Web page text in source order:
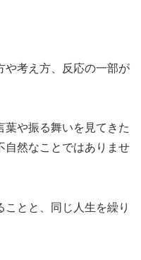
や考え方、反応の一部が
葉や振る舞いを見てきた
自然なことではありませ
とと、同じ人生を繰り